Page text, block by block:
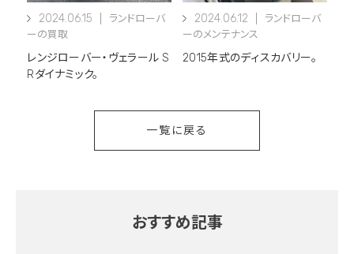
2024.06.15
ランドローバ
ーの買取
レンジローバー・ヴェラール S
Rダイナミック。
2024.06.12
ランドローバ
ーのメンテナンス
2015年式のディスカバリー。
一覧に戻る
おすすめ記事